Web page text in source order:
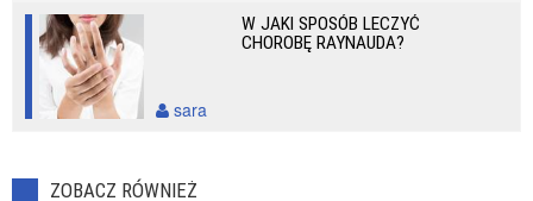
W JAKI SPOSÓB LECZYĆ
CHOROBĘ RAYNAUDA?
sara
ZOBACZ RÓWNIEŻ